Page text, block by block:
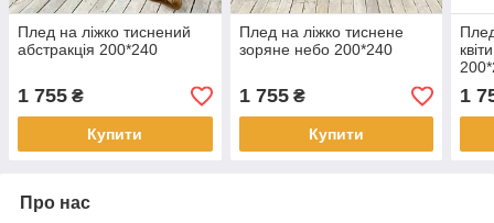
Плед на ліжко тиснений
абстракція 200*240
1 755 ₴
Купити
Плед на ліжко тиснене
зоряне небо 200*240
1 755₴
Купити
1
Про нас